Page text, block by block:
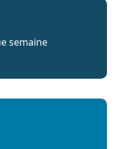
semaine